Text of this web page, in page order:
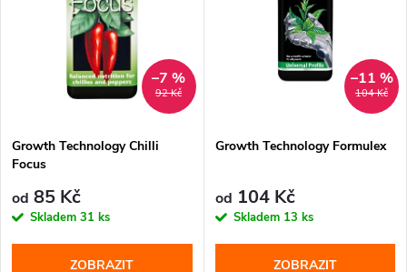
r
o
d
p
r
o
92 Kč
–7 %
Growth Technology Chilli
Focus
od 85 Kč
Skladem 31 ks
ZOBRAZIT
104 Kč
–11 %
Growth Technology Formulex
od 104 Kč
Skladem 13 ks
ZOBRAZIT